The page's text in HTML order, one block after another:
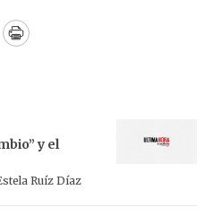
Print
y el
Ruíz Díaz